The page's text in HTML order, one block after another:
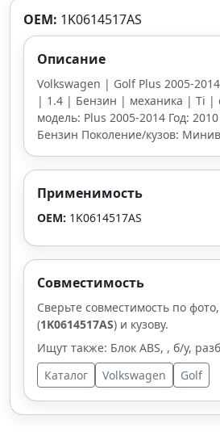
OEM: 1K0614517AS
Описание
Volkswagen | Golf Plus 2005-
| 1.4 | Бензин | механика | Ti |
модель: Plus 2005-2014 Год:
Бензин Поколение/кузов:
Применимость
OEM: 1K0614517AS
Совместимость
Сверьте совместимость по
(1K0614517AS) и кузову.
Ищут также: Блок ABS, , б/у,
Каталог
Volkswagen Golf